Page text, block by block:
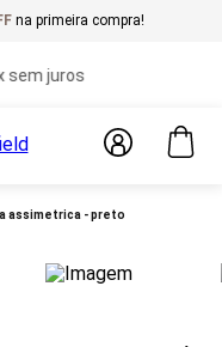
na primeira compra!
juros
assimetrica - preto